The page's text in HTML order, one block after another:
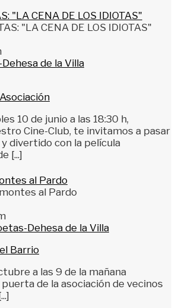
"LA CENA DE LOS IDIOTAS"
de la Villa
10 de junio a las 18:30 h,
Cine-Club, te invitamos a pasar
divertido con la película
[...]
al Pardo
Dehesa de la Villa
Barrio
a las 9 de la mañana
de la asociación de vecinos